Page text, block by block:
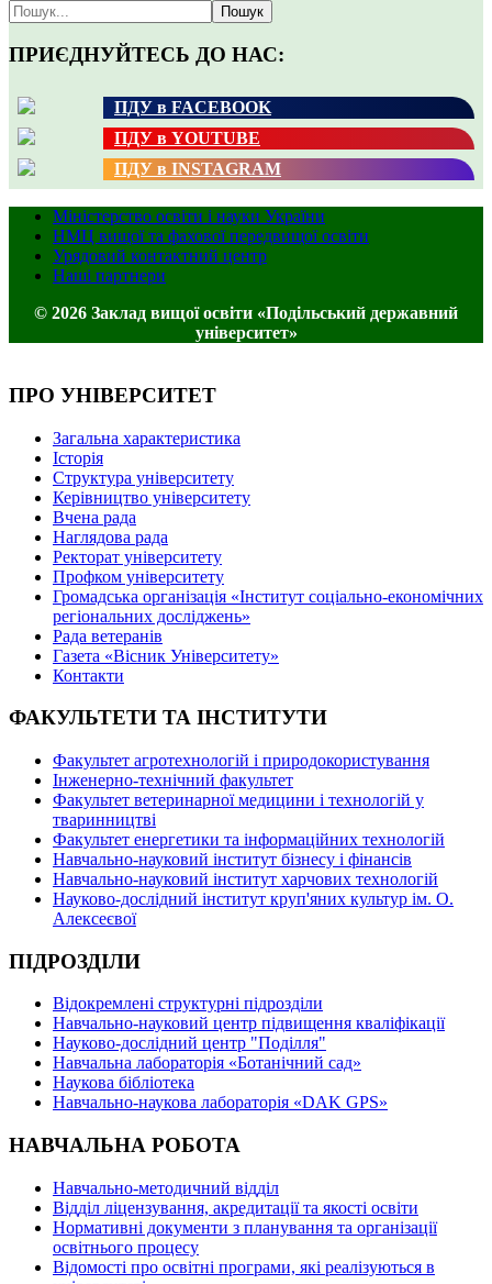
Пошук
ПРИЄДНУЙТЕСЬ ДО НАС:
ПДУ в FACEBOOK
ПДУ в YOUTUBE
ПДУ в INSTAGRAM
Міністерство освіти і науки України
НМЦ вищої та фахової передвищої освіти
Урядовий контактний центр
Наші партнери
© 2026 Заклад вищої освіти «Подільський державний
університет»
ПРО УНІВЕРСИТЕТ
Загальна характеристика
Історія
Структура університету
Керівництво університету
Вчена рада
Наглядова рада
Ректорат університету
Профком університету
Громадська організація «Інститут соціально-економічних
регіональних досліджень»
Рада ветеранів
Газета «Вісник Університету»
Контакти
ФАКУЛЬТЕТИ ТА ІНСТИТУТИ
Факультет агротехнологій і природокористування
Інженерно-технічний факультет
Факультет ветеринарної медицини і технологій у
тваринництві
Факультет енергетики та інформаційних технологій
Навчально-науковий інститут бізнесу і фінансів
Навчально-науковий інститут харчових технологій
Науково-дослідний інститут круп'яних культур ім. О.
Алексеєвої
ПІДРОЗДІЛИ
Відокремлені структурні підрозділи
Навчально-науковий центр підвищення кваліфікації
Науково-дослідний центр "Поділля"
Навчальна лабораторія «Ботанічний сад»
Наукова бібліотека
Навчально-наукова лабораторія «DAK GPS»
НАВЧАЛЬНА РОБОТА
Навчально-методичний відділ
Відділ ліцензування, акредитації та якості освіти
Нормативні документи з планування та організації
освітнього процесу
Відомості про освітні програми, які реалізуються в